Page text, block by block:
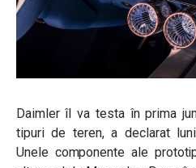
Daimler îl va testa în prima
tipuri de teren, a declarat
Unele componente ale